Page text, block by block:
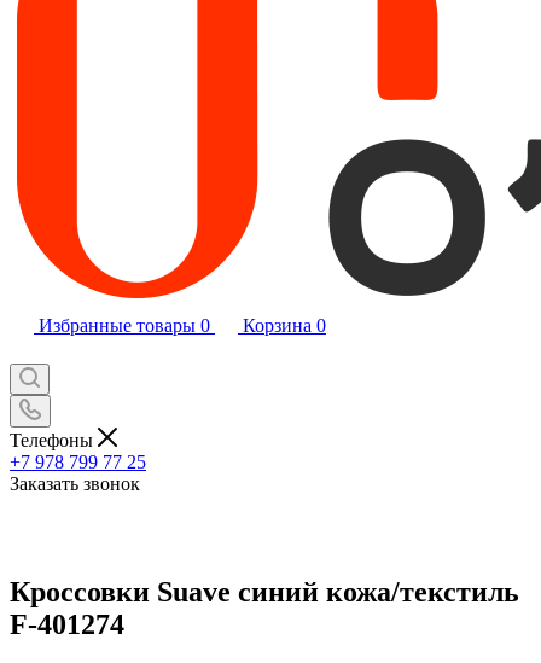
Избранные товары 0 Корзина 0
Телефоны
+7 978 799 77 25
Заказать звонок
Кроссовки Suave синий кожа/текстиль
F-401274